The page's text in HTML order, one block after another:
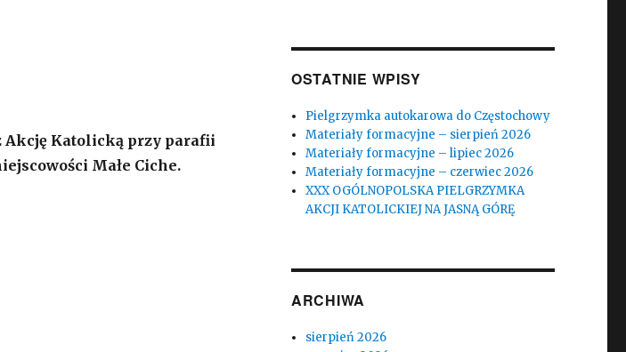
Katolicką przy parafii
Małe Ciche.
OSTATNIE WPISY
Pielgrzymka autokarowa do Częstochowy
Materiały formacyjne – sierpień 2026
Materiały formacyjne – lipiec 2026
Materiały formacyjne – czerwiec 2026
XXX OGÓLNOPOLSKA PIELGRZYMKA
AKCJI KATOLICKIEJ NA JASNĄ GÓRĘ
ARCHIWA
sierpień 2026